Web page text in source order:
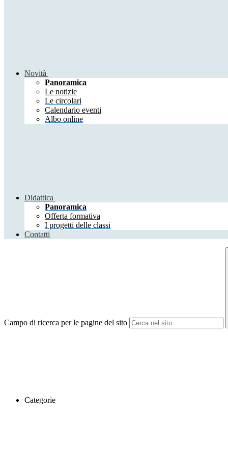
Novità
Panoramica
Le notizie
Le circolari
Calendario eventi
Albo online
Didattica
Panoramica
Offerta formativa
I progetti delle classi
Contatti
Campo di ricerca per le pagine del sito
Categorie